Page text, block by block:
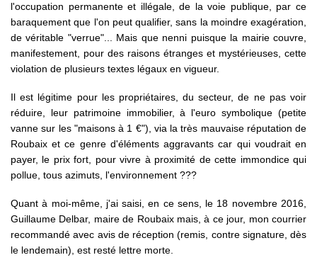
l'occupation permanente et illégale, de la voie publique, par ce
baraquement que l'on peut qualifier, sans la moindre exagération,
de véritable "verrue"... Mais que nenni puisque la mairie couvre,
manifestement, pour des raisons étranges et mystérieuses, cette
violation de plusieurs textes légaux en vigueur.
Il est légitime pour les propriétaires, du secteur, de ne pas voir
réduire, leur patrimoine immobilier, à l'euro symbolique (petite
vanne sur les "maisons à 1 €"), via la très mauvaise réputation de
Roubaix et ce genre d'éléments aggravants car qui voudrait en
payer, le prix fort, pour vivre à proximité de cette immondice qui
pollue, tous azimuts, l'environnement ???
Quant à moi-même, j'ai saisi, en ce sens, le 18 novembre 2016,
Guillaume Delbar, maire de Roubaix mais, à ce jour, mon courrier
recommandé avec avis de réception (remis, contre signature, dès
le lendemain), est resté lettre morte.